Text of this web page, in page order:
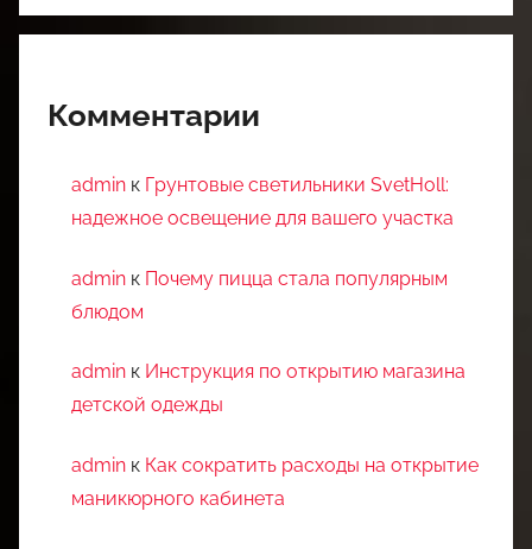
Комментарии
admin к Грунтовые светильники SvetHoll:
надежное освещение для вашего участка
admin к Почему пицца стала популярным
блюдом
admin к Инструкция по открытию магазина
детской одежды
admin к Как сократить расходы на открытие
маникюрного кабинета